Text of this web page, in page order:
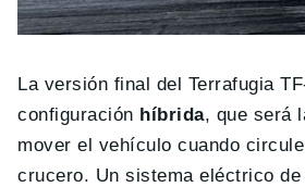
La versión final del Terrafugia
configuración híbrida, que será
mover el vehículo cuando
crucero. Un sistema eléctrico de